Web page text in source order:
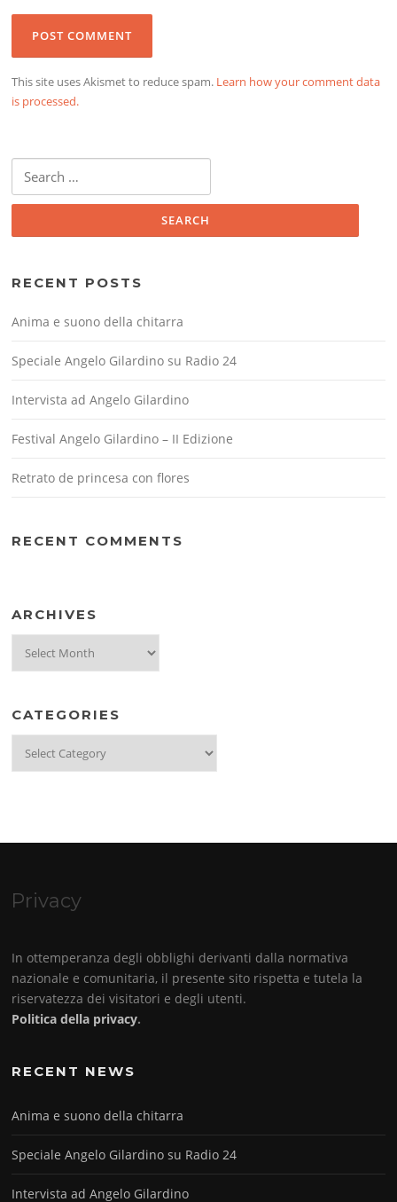
This site uses Akismet to reduce spam. Learn how your comment data
is processed.
for:
RECENT POSTS
Anima e suono della chitarra
Speciale Angelo Gilardino su Radio 24
Intervista ad Angelo Gilardino
Festival Angelo Gilardino – II Edizione
Retrato de princesa con flores
RECENT COMMENTS
ARCHIVES
CATEGORIES
Privacy
In ottemperanza degli obblighi derivanti dalla normativa
nazionale e comunitaria, il presente sito rispetta e tutela la
riservatezza dei visitatori e degli utenti.
Politica della privacy.
RECENT NEWS
Anima e suono della chitarra
Speciale Angelo Gilardino su Radio 24
Intervista ad Angelo Gilardino